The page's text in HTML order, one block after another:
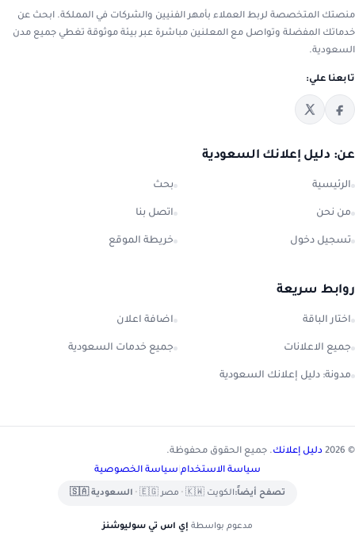
منصتك المتخصصة لربط العملاء بأمهر الفنيين والشركات في المملكة. ابحث عن
خدماتك المفضلة وتواصل مع المعلنين مباشرة عبر بيئة موثوقة تغطي جميع مدن
السعودية.
تابعنا علي:
عن: دليل إعلانك السعودية
الرئيسية بحث
من نحن اتصل بنا
تسجيل دخول خريطة الموقع
روابط سريعة
اختار الباقة اضافة اعلان
جميع الاعلانات جميع خدمات السعودية
مدونة: دليل إعلانك السعودية
© 2026 دليل إعلانك. جميع الحقوق محفوظة.
سياسة الاستخدام سياسة الخصوصية
تصفح أيضاً:الكويت 🇰🇼 • مصر 🇪🇬 • السعودية 🇸🇦
مدعوم بواسطة إي اس تي سوليوشنز